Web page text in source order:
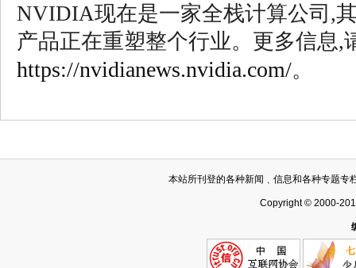
NVIDIA现在是一家全栈计算公司,
产品正在重塑整个行业。更多信息,
https://nvidianews.nvidia.com/。
本站所刊登的各种新闻﹑信息和各种专题专
Copyright © 2000-